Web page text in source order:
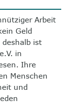
Arbeit
Geld
ist
in
Ihre
Menschen
und